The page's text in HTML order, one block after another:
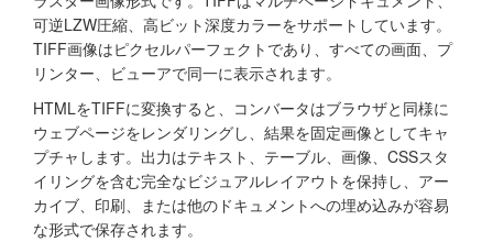
可逆LZW圧縮、高ビット深度カラーをサポートしています。
TIFF画像はピクセルパーフェクトであり、すべての画面、プ
リンター、ビューアで同一に表示されます。
HTMLをTIFFに変換すると、コンバータはブラウザと同様に
ウェブページをレンダリングし、結果を固定画像としてキャ
プチャします。出力はテキスト、テーブル、画像、CSSスタ
イリングを含む完全なビジュアルレイアウトを保持し、アー
カイブ、印刷、または他のドキュメントへの埋め込みが容易
な形式で保存されます。